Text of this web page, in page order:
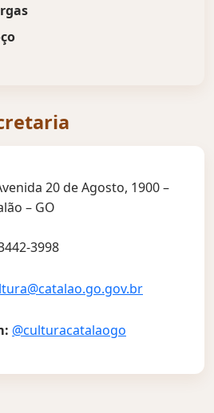
20 de Agosto, 1900 –
– GO
3998
@culturacatalaogo